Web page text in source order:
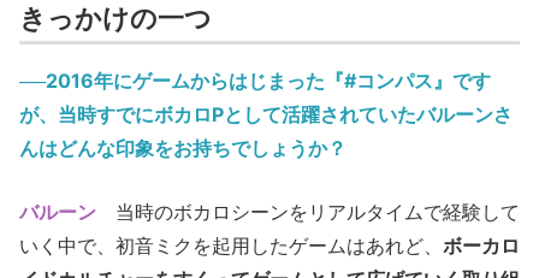
きっかけの一つ
──2016年にゲームからはじまった『#コンパス』です
が、当時すでにボカロPとして活躍されていたバルーンさ
んはどんな印象をお持ちでしょうか？
バルーン 当時のボカロシーンをリアルタイムで経験して
いく中で、初音ミクを起用したゲームはあれど、 ボーカロ